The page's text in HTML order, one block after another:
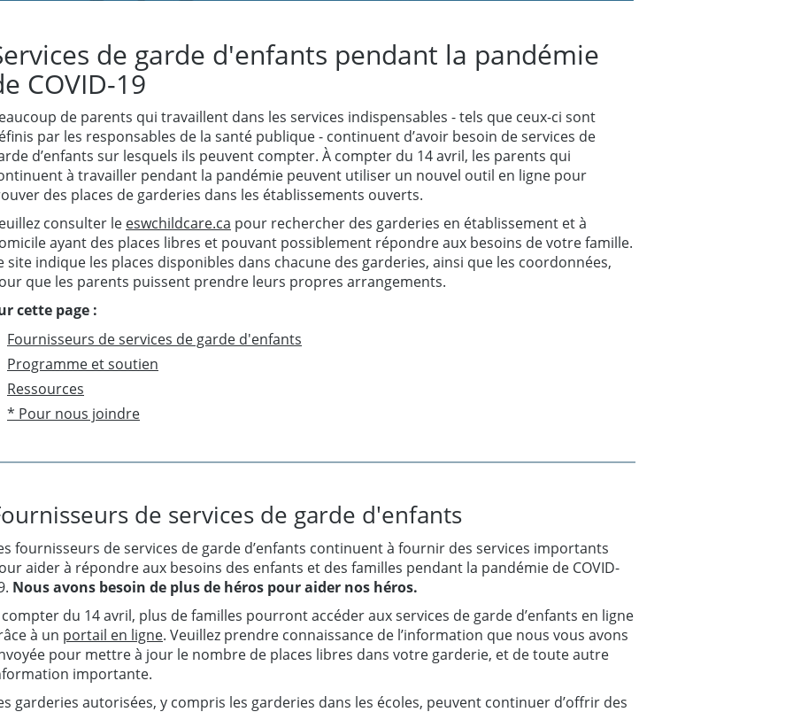
de garde d'enfants pendant la pandémie
COVID-19
de parents qui travaillent dans les services indispensables - tels que ceux-ci sont
par les responsables de la santé publique - continuent d’avoir besoin de services de
d’enfants sur lesquels ils peuvent compter. À compter du 14 avril, les parents qui
à travailler pendant la pandémie peuvent utiliser un nouvel outil en ligne pour
des places de garderies dans les établissements ouverts.
consulter le eswchildcare.ca pour rechercher des garderies en établissement et à
ayant des places libres et pouvant possiblement répondre aux besoins de votre famille.
site indique les places disponibles dans chacune des garderies, ainsi que les coordonnées,
que les parents puissent prendre leurs propres arrangements.
cette page :
Fournisseurs de services de garde d'enfants
Programme et soutien
Ressources
* Pour nous joindre
de services de garde d'enfants
fournisseurs de services de garde d’enfants continuent à fournir des services importants
aider à répondre aux besoins des enfants et des familles pendant la pandémie de COVID-
Nous avons besoin de plus de héros pour aider nos héros.
compter du 14 avril, plus de familles pourront accéder aux services de garde d’enfants en ligne
à un portail en ligne. Veuillez prendre connaissance de l’information que nous vous avons
pour mettre à jour le nombre de places libres dans votre garderie, et de toute autre
importante.
garderies autorisées, y compris les garderies dans les écoles, peuvent continuer d’offrir des